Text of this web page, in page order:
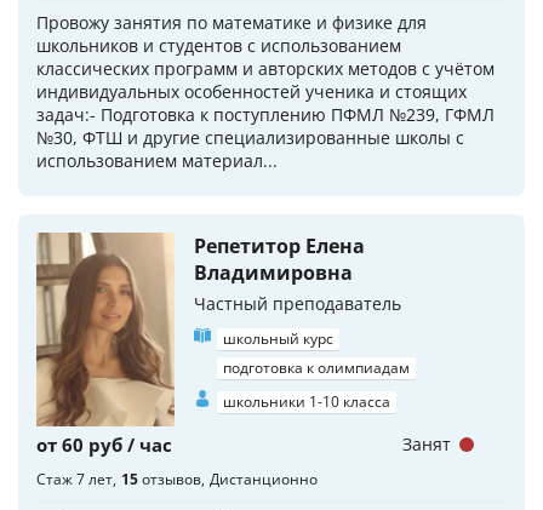
Провожу занятия по математике и физике для
школьников и студентов с использованием
классических программ и авторских методов с учётом
индивидуальных особенностей ученика и стоящих
задач:- Подготовка к поступлению ПФМЛ №239, ГФМЛ
№30, ФТШ и другие специализированные школы с
использованием материал...
Репетитор Елена
Владимировна
Частный преподаватель
школьный курс
подготовка к олимпиадам
школьники 1-10 класса
от 60 руб / час
Стаж 7 лет 15отзывов Дистанционно
Занят